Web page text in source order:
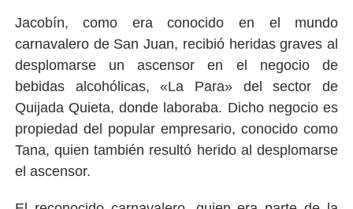
Jacobín, como era conocido en el mundo
carnavalero de San Juan, recibió heridas graves al
desplomarse un ascensor en el negocio de
bebidas alcohólicas, «La Para» del sector de
Quijada Quieta, donde laboraba. Dicho negocio es
propiedad del popular empresario, conocido como
Tana, quien también resultó herido al desplomarse
el ascensor.